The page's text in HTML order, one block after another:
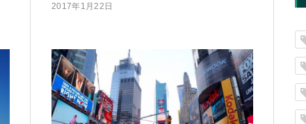
2017年1月22日